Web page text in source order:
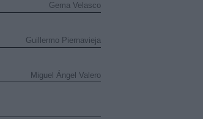
Gema Velasco
Guillermo Piernavieja
Miguel Ángel Valero